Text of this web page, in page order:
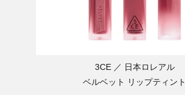
3CE
日本ロレアル
ベルベット リップティント